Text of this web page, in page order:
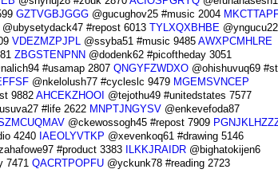
GZTVGBJGGG@gucughov25 #music 2004
@ubysetydack47 #repost 6013 TYLXQXBHBE@yngucu22
VDEZMZPJPL@ssyba51 #music 9485 AWXPCMHLRE
ZBGSTENPNN @dodenk62 #picoftheday 3051
#usamap 2807 QNGYFZWDXO@ohishuvuq69
@nkelolush77 #cycleslc 9479 MGEMSVNCEP
9882 AHCEKZHOOI @tejothu49 #unitedstates 7577
#life 2622 MNPTJNGYSV@enkevefoda87
@ckewossogh45 #repost 7909
4240 IAEOLYVTKP @xevenkoq61 #drawing 5146
#product 3383 ILKKJRAIDR@bighatokijen6
7471 QACRTPOPFU@yckunk78 #reading 2723